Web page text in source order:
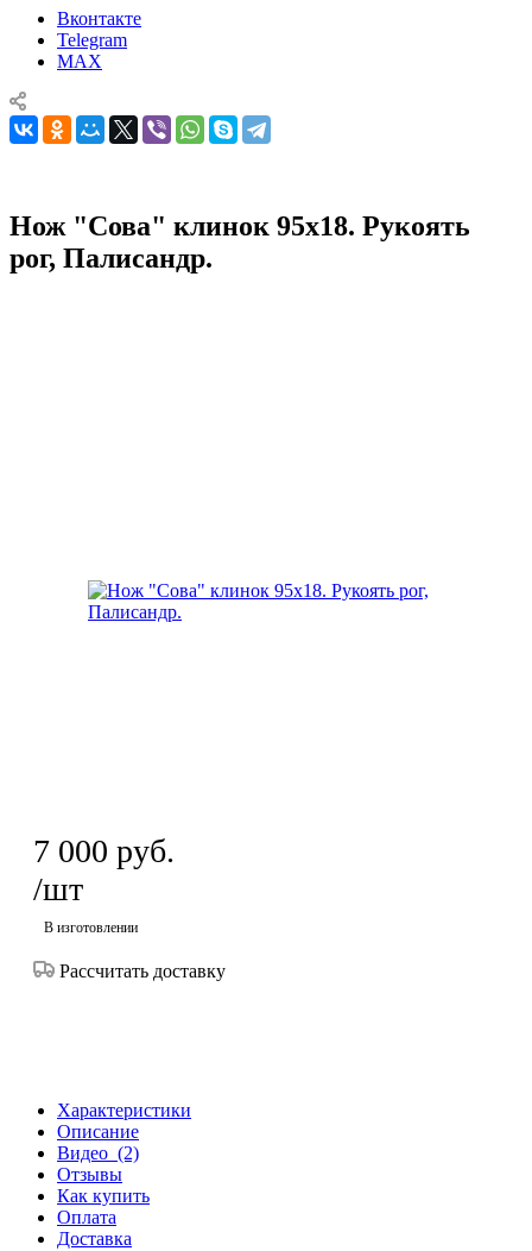
Вконтакте
Telegram
MAX
Нож "Сова" клинок 95х18. Рукоять
рог, Палисандр.
7 000 руб.
/шт
В изготовлении
Рассчитать доставку
Характеристики
Описание
Видео (2)
Отзывы
Как купить
Оплата
Доставка